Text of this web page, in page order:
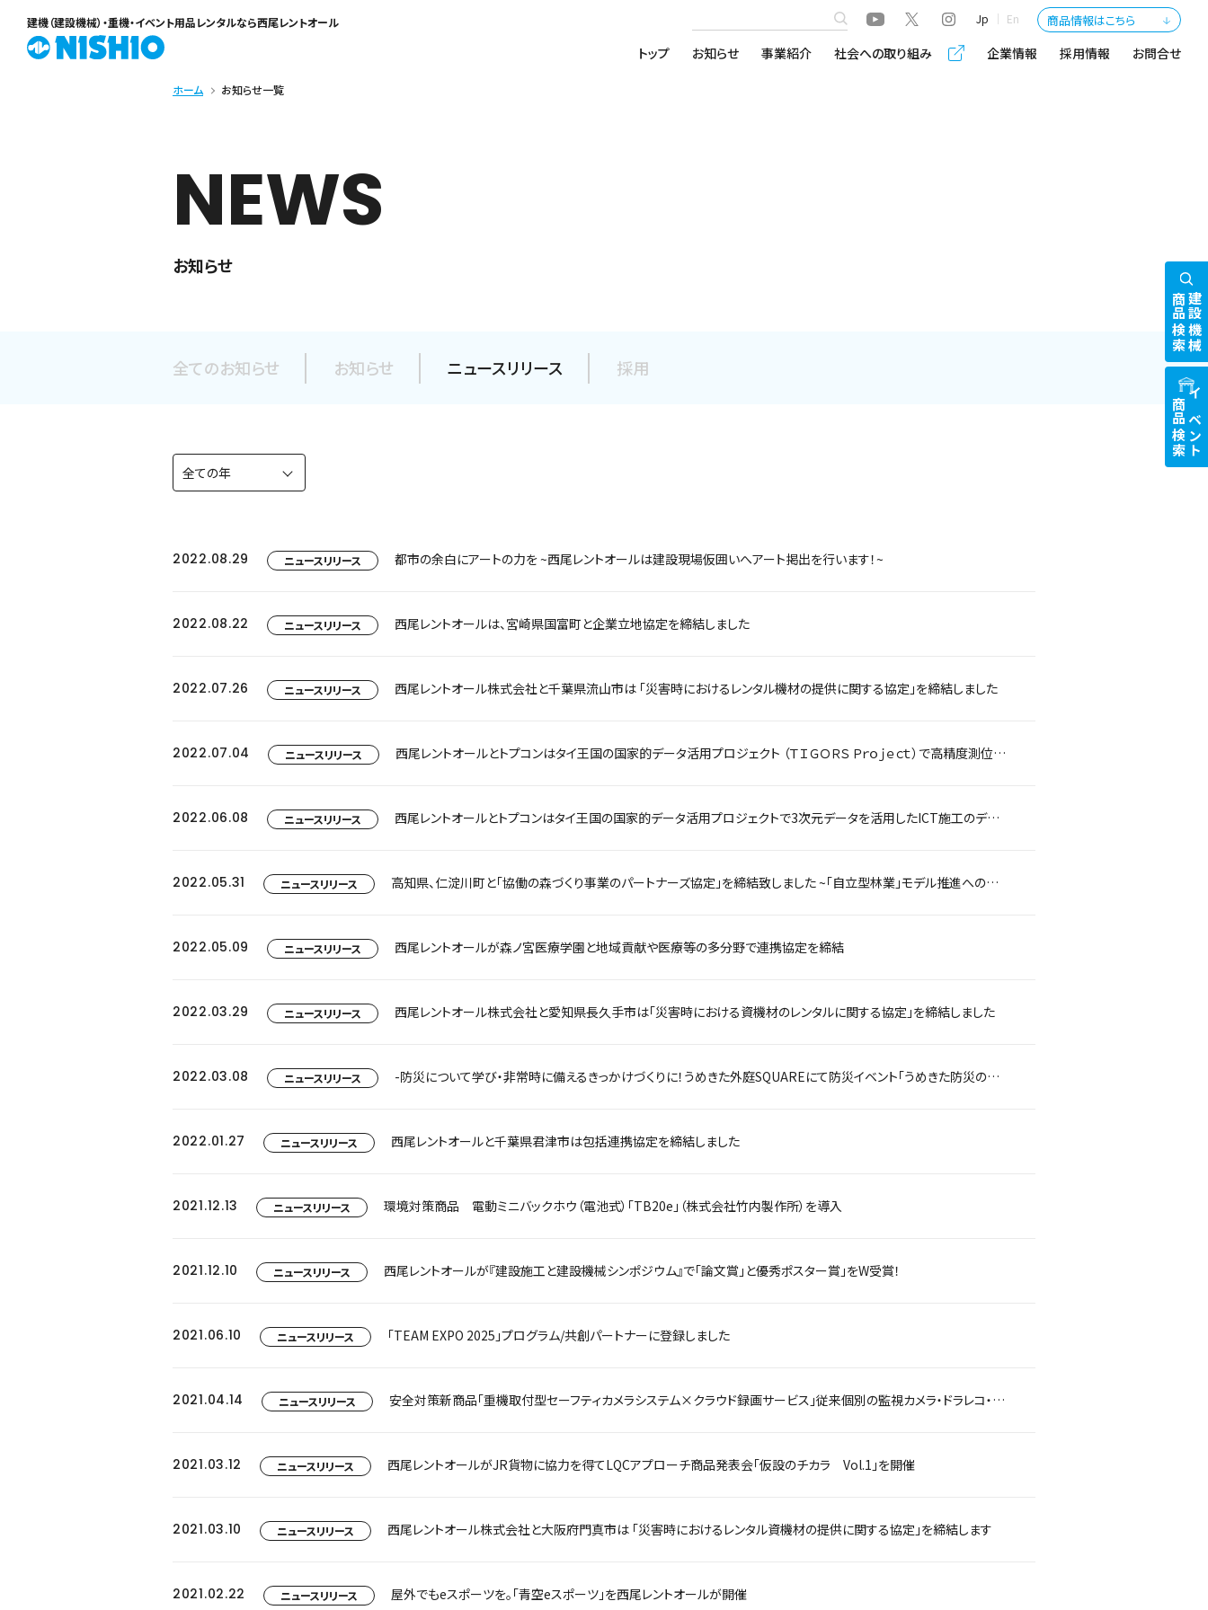
建機（建設機械）・重機・イベント用品レンタルなら西尾レントオール Jp En 商品情報はこちら
トップ お知らせ 事業紹介 社会への取り組み 企業情報 採用情報 お問合せ
ホーム お知らせ一覧
NEWS
お知らせ
全てのお知らせ お知らせ ニュースリリース 採用
2022.08.29 ニュースリリース 都市の余白にアートの力を ~西尾レントオールは建設現場仮囲いへアート掲出を行います！~
2022.08.22 ニュースリリース 西尾レントオールは、宮崎県国富町と企業立地協定を締結しました
2022.07.26 ニュースリリース 西尾レントオール株式会社と千葉県流山市は 「災害時におけるレンタル機材の提供に関する協定」を締結しました
2022.07.04 ニュースリリース 西尾レントオールとトプコンはタイ王国の国家的データ活用プロジェクト （ＴＩＧＯＲＳ Ｐｒｏｊｅｃｔ）で高精度測位を活用したＩＣＴ施工の現場見学会を 実施しました
2022.06.08 ニュースリリース 西尾レントオールとトプコンはタイ王国の国家的データ活用プロジェクトで3次元データを活用したICT施工のデモンストレーションを実施します
2022.05.31 ニュースリリース 高知県、仁淀川町と「協働の森づくり事業のパートナーズ協定」を締結致しました ~「自立型林業」モデル推進への取り組み~
2022.05.09 ニュースリリース 西尾レントオールが森ノ宮医療学園と地域貢献や医療等の多分野で連携協定を締結
2022.03.29 ニュースリリース 西尾レントオール株式会社と愛知県長久手市は「災害時における資機材のレンタルに関する協定」を締結しました
2022.03.08 ニュースリリース -防災について学び・非常時に備えるきっかけづくりに！うめきた外庭SQUAREにて防災イベント「うめきた防災のチカラ」を開催！
2022.01.27 ニュースリリース 西尾レントオールと千葉県君津市は包括連携協定を締結しました
2021.12.13 ニュースリリース 環境対策商品 電動ミニバックホウ（電池式）「TB20e」（株式会社竹内製作所）を導入
2021.12.10 ニュースリリース 西尾レントオールが『建設施工と建設機械シンポジウム』で「論文賞」と優秀ポスター賞」をW受賞！
2021.06.10 ニュースリリース 「TEAM EXPO 2025」プログラム/共創パートナーに登録しました
2021.04.14 ニュースリリース 安全対策新商品「重機取付型セーフティカメラシステム×クラウド録画サービス」従来個別の監視カメラ・ドラレコ・セーフティアラートを3in1で実現した「ドボレコJK」を提供開始
2021.03.12 ニュースリリース 西尾レントオールがJR貨物に協力を得てLQCアプローチ商品発表会「仮設のチカラ Vol.1」を開催
2021.03.10 ニュースリリース 西尾レントオール株式会社と大阪府門真市は 「災害時におけるレンタル資機材の提供に関する協定」を締結します
2021.02.22 ニュースリリース 屋外でもeスポーツを。「青空eスポーツ」を西尾レントオールが開催
建設機械
商品検索
イベント
商品検索